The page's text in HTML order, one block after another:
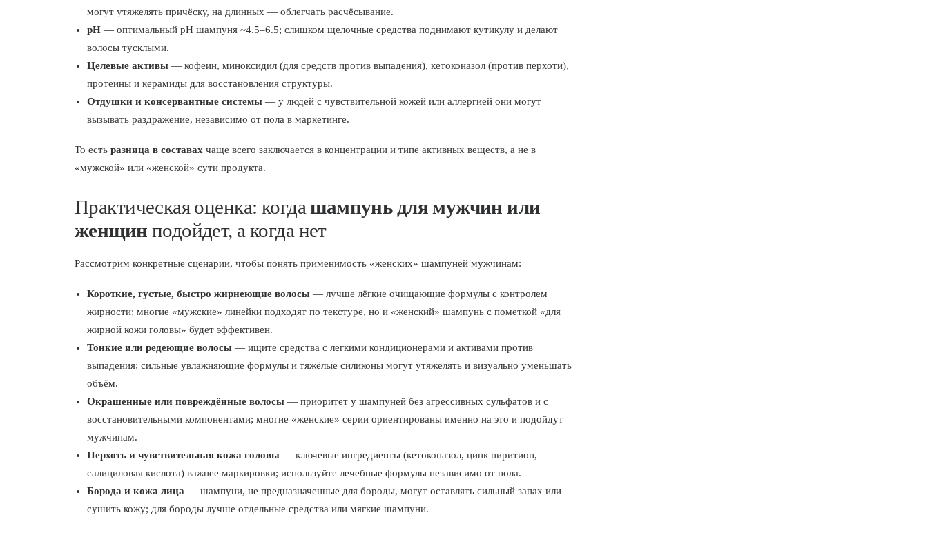
могут утяжелять причёску, на длинных — облегчать расчёсывание.
pH — оптимальный pH шампуня ~4.5–6.5; слишком щелочные средства поднимают кутикулу и делают
волосы тусклыми.
Целевые активы — кофеин, миноксидил (для средств против выпадения), кетоконазол (против перхоти),
протеины и керамиды для восстановления структуры.
Отдушки и консервантные системы — у людей с чувствительной кожей или аллергией они могут
вызывать раздражение, независимо от пола в маркетинге.
То есть разница в составах чаще всего заключается в концентрации и типе активных веществ, а не в
«мужской» или «женской» сути продукта.
Практическая оценка: когдашампунь для мужчин или
женщин подойдет, а когда нет
Рассмотрим конкретные сценарии, чтобы понять применимость «женских» шампуней мужчинам:
Короткие, густые, быстро жирнеющие волосы — лучше лёгкие очищающие формулы с контролем
жирности; многие «мужские» линейки подходят по текстуре, но и «женский» шампунь с пометкой «для
жирной кожи головы» будет эффективен.
Тонкие или редеющие волосы — ищите средства с легкими кондиционерами и активами против
выпадения; сильные увлажняющие формулы и тяжёлые силиконы могут утяжелять и визуально уменьшать
объём.
Окрашенные или повреждённые волосы — приоритет у шампуней без агрессивных сульфатов и с
восстановительными компонентами; многие «женские» серии ориентированы именно на это и подойдут
мужчинам.
Перхоть и чувствительная кожа головы — ключевые ингредиенты (кетоконазол, цинк пиритион,
салициловая кислота) важнее маркировки; используйте лечебные формулы независимо от пола.
Борода и кожа лица — шампуни, не предназначенные для бороды, могут оставлять сильный запах или
сушить кожу; для бороды лучше отдельные средства или мягкие шампуни.